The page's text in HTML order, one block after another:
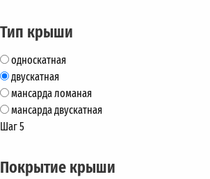
Тип крыши
односкатная
двускатная
мансарда ломаная
мансарда двускатная
Шаг 5
Покрытие крыши